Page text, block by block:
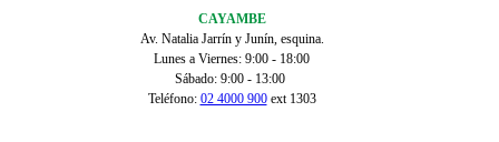
CAYAMBE
Av. Natalia Jarrín y Junín, esquina.
Lunes a Viernes: 9:00 - 18:00
Sábado: 9:00 - 13:00
Teléfono: 02 4000 900ext 1303